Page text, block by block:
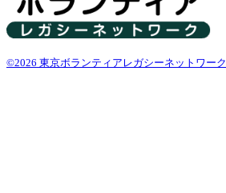
©2026 東京ボランティアレガシーネットワーク